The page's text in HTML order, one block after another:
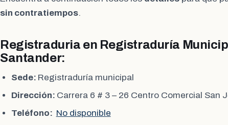
sin contratiempos.
Registraduria en Registraduría
Santander:
Sede: Registraduría municipal
Dirección: Carrera 6 # 3 – 26 Centro Comercial San
Teléfono: No disponible